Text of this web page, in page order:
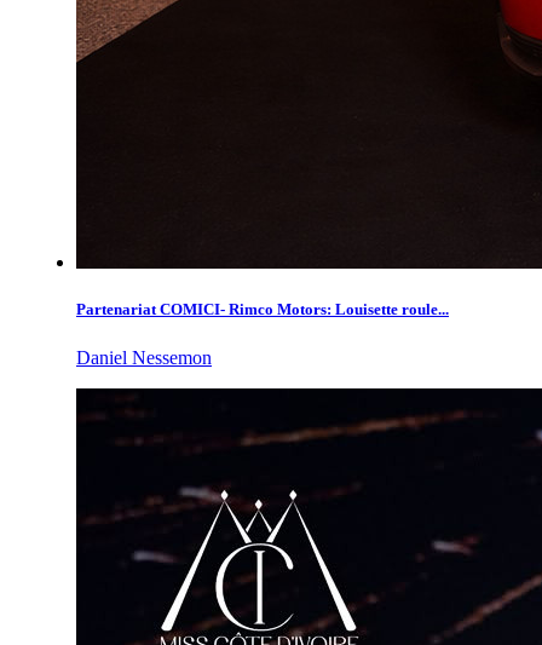
Partenariat COMICI- Rimco Motors: Louisette roule...
Daniel Nessemon